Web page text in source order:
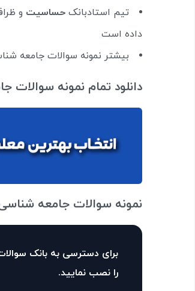
تیم استادبانک حساسیت و
داده است
بیشتر نمونه سوالات جامعه
دانلود تمام نمونه سوالات جامعه شناسی (3) پایه دوازدهم
نمونه سوالات جامعه
برای دسترسی به بانک
را نصب نمایید.